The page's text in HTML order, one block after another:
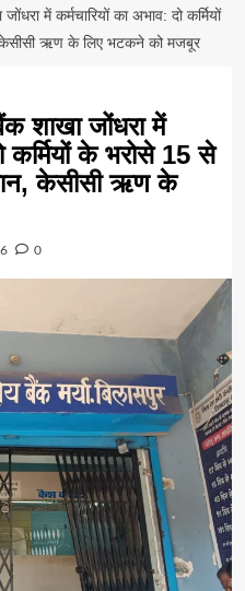
में कर्मचारियों का अभाव: दो कर्मियों
ऋण के लिए भटकने को मजबूर
शाखा जोंधरा में
कर्मियों के भरोसे 15 से
केसीसी ऋण के
0